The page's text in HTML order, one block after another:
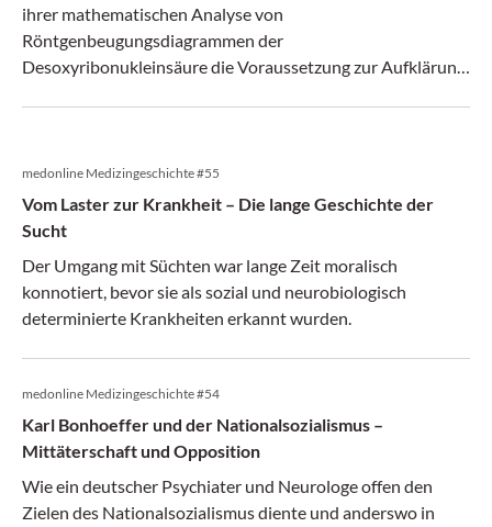
ihrer mathematischen Analyse von
Röntgenbeugungsdiagrammen der
Desoxyribonukleinsäure die Voraussetzung zur Aufklärung
medonline Medizingeschichte #55
Vom Laster zur Krankheit – Die lange Geschichte der
Sucht
Der Umgang mit Süchten war lange Zeit moralisch
konnotiert, bevor sie als sozial und neurobiologisch
determinierte Krankheiten erkannt wurden.
medonline Medizingeschichte #54
Karl Bonhoeffer und der Nationalsozialismus –
Mittäterschaft und Opposition
Wie ein deutscher Psychiater und Neurologe offen den
Zielen des Nationalsozialismus diente und anderswo in